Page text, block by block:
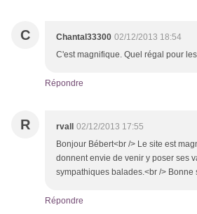
C Chantal33300 02/12/2013 18:54
C'est magnifique. Quel régal pour
Répondre
R rvall
02/12/2013 17:55
Bonjour Bébert<br /> Le site est
donnent envie de venir y poser ses
sympathiques balades.<br /> Bonne
Répondre